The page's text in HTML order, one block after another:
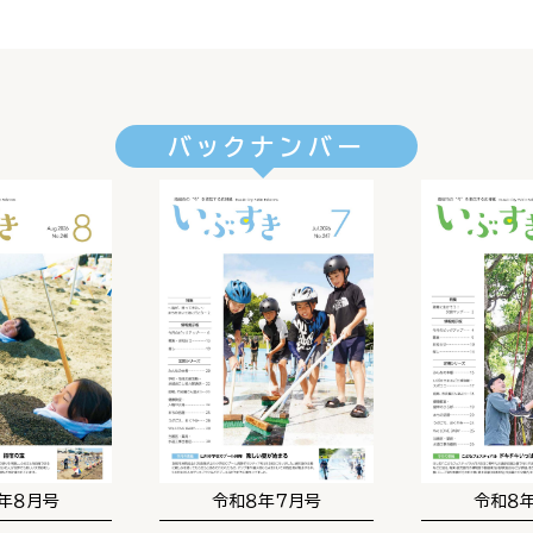
バックナンバー
８月号 令和８年７月号 令和８